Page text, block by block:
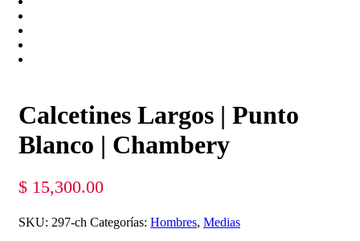
Calcetines Largos | Punto
Blanco | Chambery
$ 15,300.00
SKU: 297-ch Categorías: Hombres, Medias